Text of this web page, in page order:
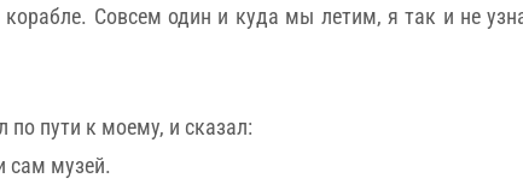
Совсем один и куда мы летим, я так и не
пути к моему, и сказал:
сам музей.